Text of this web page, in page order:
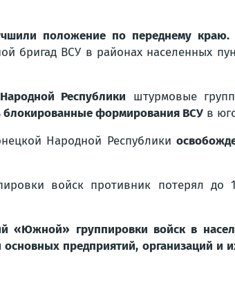
положение по переднему краю.
бригад ВСУ в районах населенных
Республики штурмовые
блокированные формирования ВСУ в
Народной Республики
войск противник потерял
«Южной» группировки войск в
предприятий, организаций